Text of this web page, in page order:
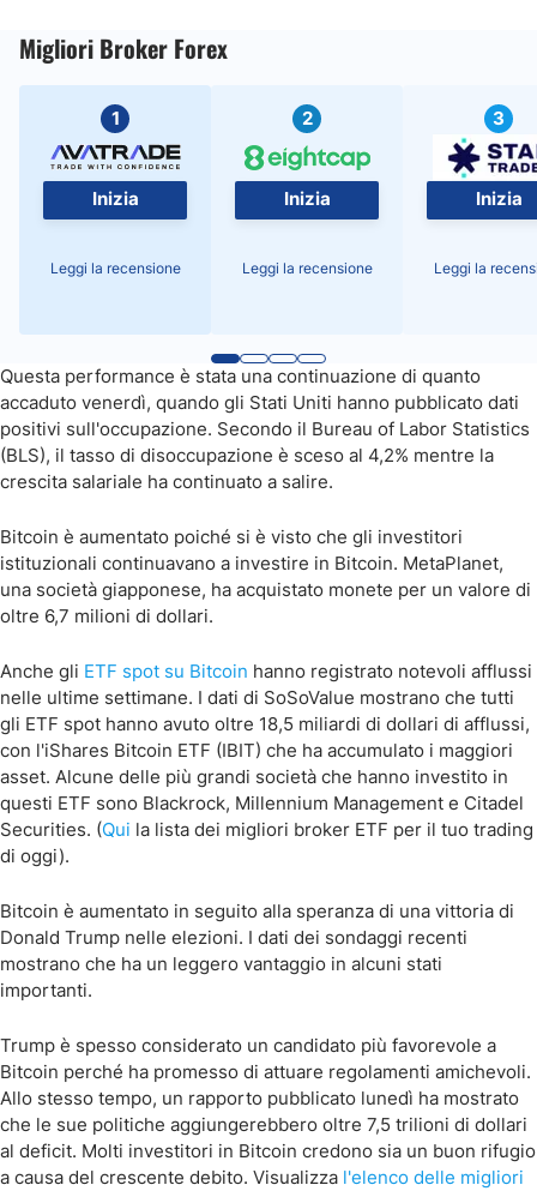
Migliori Broker Forex
1
Inizia
Leggi la recensione
2
Inizia
Leggi la recensione
3
Inizia
Leggi la
Questa performance è stata una continuazione di quanto
accaduto venerdì, quando gli Stati Uniti hanno pubblicato dati
positivi sull'occupazione. Secondo il Bureau of Labor Statistics
(BLS), il tasso di disoccupazione è sceso al 4,2% mentre la
crescita salariale ha continuato a salire.
Bitcoin è aumentato poiché si è visto che gli investitori
istituzionali continuavano a investire in Bitcoin. MetaPlanet,
una società giapponese, ha acquistato monete per un valore di
oltre 6,7 milioni di dollari.
Anche gli ETF spot su Bitcoin hanno registrato notevoli afflussi
nelle ultime settimane. I dati di SoSoValue mostrano che tutti
gli ETF spot hanno avuto oltre 18,5 miliardi di dollari di afflussi,
con l'iShares Bitcoin ETF (IBIT) che ha accumulato i maggiori
asset. Alcune delle più grandi società che hanno investito in
questi ETF sono Blackrock, Millennium Management e Citadel
Securities. (Qui la lista dei migliori broker ETF per il tuo trading
di oggi).
Bitcoin è aumentato in seguito alla speranza di una vittoria di
Donald Trump nelle elezioni. I dati dei sondaggi recenti
mostrano che ha un leggero vantaggio in alcuni stati
importanti.
Trump è spesso considerato un candidato più favorevole a
Bitcoin perché ha promesso di attuare regolamenti amichevoli.
Allo stesso tempo, un rapporto pubblicato lunedì ha mostrato
che le sue politiche aggiungerebbero oltre 7,5 trilioni di dollari
al deficit. Molti investitori in Bitcoin credono sia un buon rifugio
a causa del crescente debito. Visualizza l'elenco delle migliori